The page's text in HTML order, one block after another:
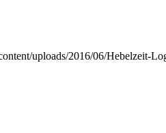
uploads/2016/06/Hebelzeit-